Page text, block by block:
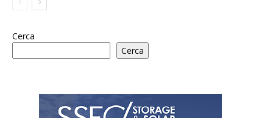
Cerca
Cerca